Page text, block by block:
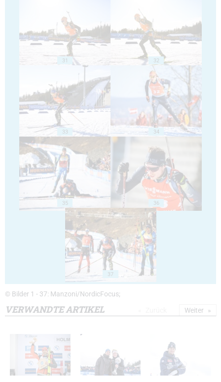
31 32
33 34
35 36
37
© Bilder 1 - 37: Manzoni/NordicFocus;
VERWANDTE ARTIKEL Weiter